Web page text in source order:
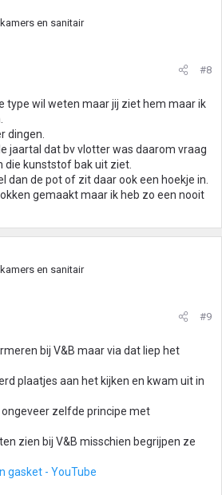
en sanitair
#8
type wil weten maar jij ziet hem maar ik
dingen.
jaartal dat bv vlotter was daarom vraag
die kunststof bak uit ziet.
dan de pot of zit daar ook een hoekje in.
gemaakt maar ik heb zo een nooit
en sanitair
#9
bij V&B maar via dat liep het
plaatjes aan het kijken en kwam uit in
ongeveer zelfde principe met
zien bij V&B misschien begrijpen ze
gasket - YouTube